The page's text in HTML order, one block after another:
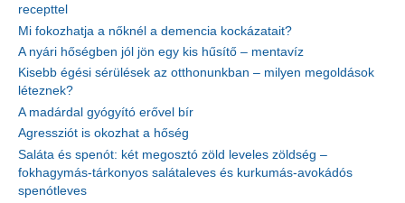
recepttel
Mi fokozhatja a nőknél a demencia kockázatait?
A nyári hőségben jól jön egy kis hűsítő – mentavíz
Kisebb égési sérülések az otthonunkban – milyen megoldások
léteznek?
A madárdal gyógyító erővel bír
Agressziót is okozhat a hőség
Saláta és spenót: két megosztó zöld leveles zöldség –
fokhagymás-tárkonyos salátaleves és kurkumás-avokádós
spenótleves